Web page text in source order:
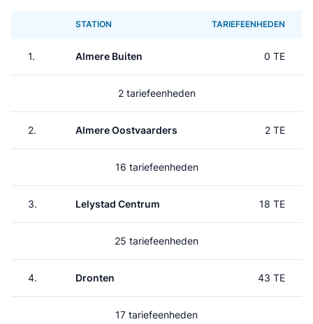
STATION TARIEFEENHEDEN
1. Almere Buiten 0 TE
2 tariefeenheden
2. Almere Oostvaarders 2 TE
16 tariefeenheden
3. Lelystad Centrum 18 TE
25 tariefeenheden
4. Dronten 43 TE
17 tariefeenheden